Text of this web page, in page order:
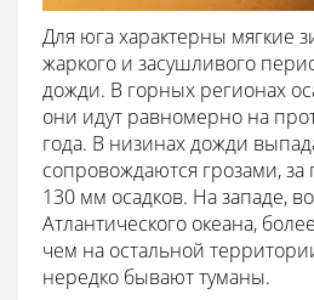
Для юга характерны мягкие
жаркого и засушливого
дожди. В горных регионах
они идут равномерно на
года. В низинах дожди
сопровождаются грозами, за
130 мм осадков. На западе,
Атлантического океана,
чем на остальной
нередко бывают туманы.